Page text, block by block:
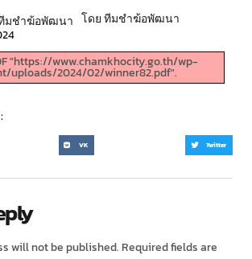
โดย ทีมชำฆ้อพัฒนา
"https://www.chamkhocity.go.th/wp-
uploads/2024/02/winner82.pdf".
VK Twitter
will not be published. Required fields are